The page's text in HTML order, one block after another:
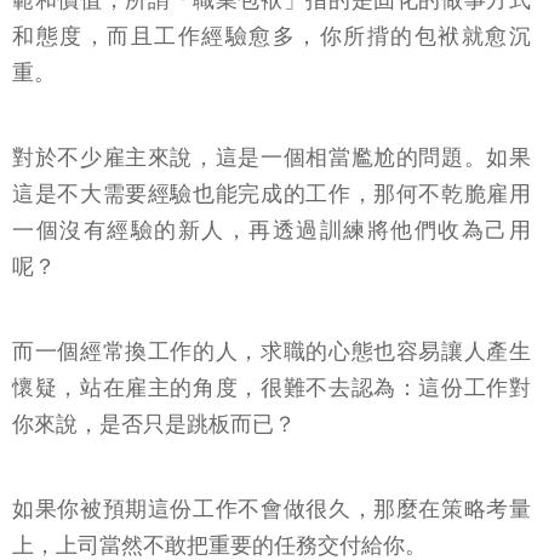
和態度，而且工作經驗愈多，你所揹的包袱就愈沉
重。
對於不少雇主來說，這是一個相當尷尬的問題。如果
這是不大需要經驗也能完成的工作，那何不乾脆雇用
一個沒有經驗的新人，再透過訓練將他們收為己用
呢？
而一個經常換工作的人，求職的心態也容易讓人產生
懷疑，站在雇主的角度，很難不去認為：這份工作對
你來說，是否只是跳板而已？
如果你被預期這份工作不會做很久，那麼在策略考量
上，上司當然不敢把重要的任務交付給你。